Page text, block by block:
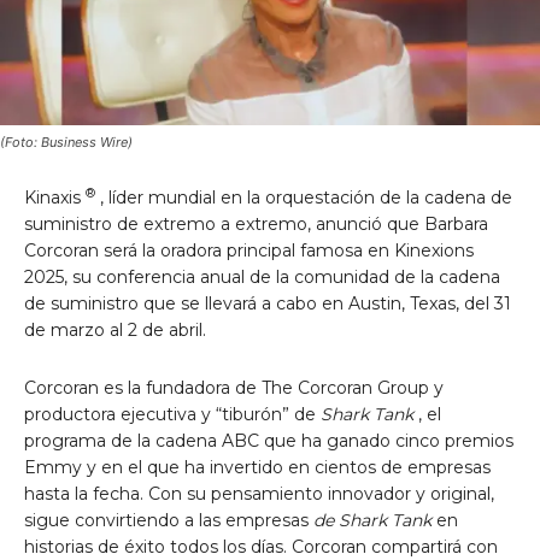
(Foto: Business Wire)
Kinaxis ® , líder mundial en la orquestación de la cadena de
suministro de extremo a extremo, anunció que Barbara
Corcoran será la oradora principal famosa en Kinexions
2025, su conferencia anual de la comunidad de la cadena
de suministro que se llevará a cabo en Austin, Texas, del 31
de marzo al 2 de abril.
Corcoran es la fundadora de The Corcoran Group y
productora ejecutiva y “tiburón” de Shark Tank, el
programa de la cadena ABC que ha ganado cinco premios
Emmy y en el que ha invertido en cientos de empresas
hasta la fecha. Con su pensamiento innovador y original,
sigue convirtiendo a las empresas de Shark Tanken
historias de éxito todos los días. Corcoran compartirá con